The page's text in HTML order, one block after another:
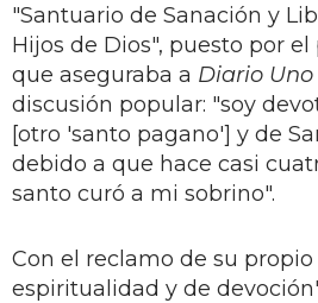
"Santuario de Sanación y
Hijos de Dios", puesto por
que aseguraba a Diario Uno
discusión popular: "soy
[otro 'santo pagano'] y de
debido a que hace casi
santo curó a mi sobrino".
Con el reclamo de su
espiritualidad y de